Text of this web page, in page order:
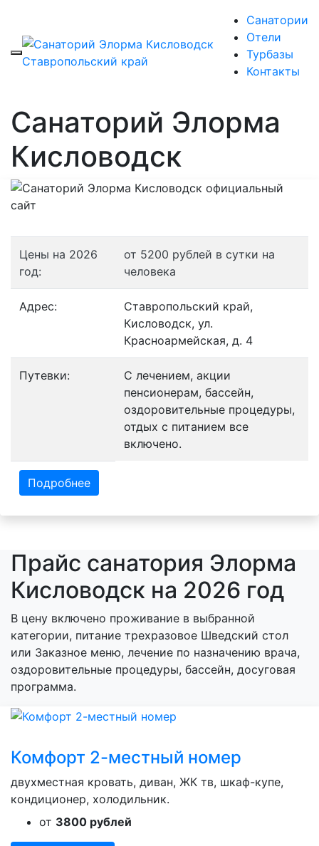
Санатории
Отели
Турбазы
Контакты
Санаторий Элорма
Кисловодск
Цены на 2026
год:
от 5200 рублей в сутки на
человека
Адрес:
Ставропольский край,
Кисловодск, ул.
Красноармейская, д. 4
Путевки:
С лечением, акции
пенсионерам, бассейн,
оздоровительные процедуры,
отдых с питанием все
включено.
Подробнее
Прайс санатория Элорма
Кисловодск на 2026 год
В цену включено проживание в выбранной
категории, питание трехразовое Шведский стол
или Заказное меню, лечение по назначению врача,
оздоровительные процедуры, бассейн, досуговая
программа.
Комфорт 2-местный номер
двухместная кровать, диван, ЖК тв, шкаф-купе,
кондиционер, холодильник.
от 3800 рублей